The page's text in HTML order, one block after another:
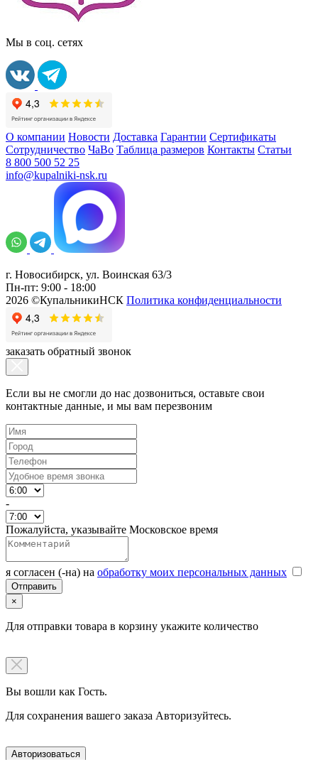
Мы в соц. сетях
О компании Новости Доставка Гарантии Сертификаты
Сотрудничество ЧаВо Таблица размеров Контакты Статьи
8 800 500 52 25
info@kupalniki-nsk.ru
г. Новосибирск, ул. Воинская 63/3
Пн-пт: 9:00 - 18:00
2026 ©КупальникиНСК Политика конфиденциальности
заказать обратный звонок
Если вы не смогли до нас дозвониться, оставьте свои
контактные данные, и мы вам перезвоним
-
Пожалуйста, указывайте Московское время
я согласен (-на) на обработку моих персональных данных
×
Для отправки товара в корзину укажите количество
Вы вошли как Гость.
Для сохранения вашего заказа Авторизуйтесь.
Авторизоваться